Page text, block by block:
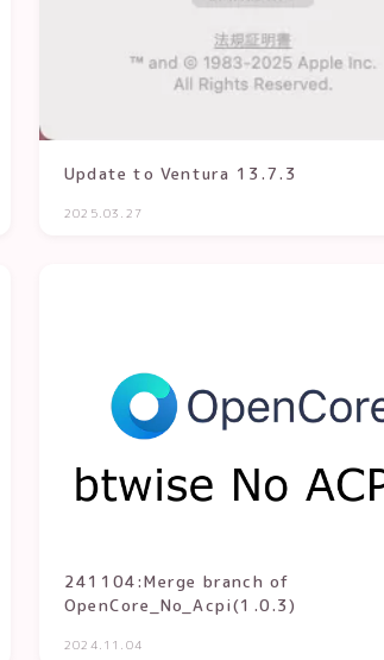
Update to Ventura 13.7.3
2025.03.27
241104:Merge branch of
OpenCore_No_Acpi(1.0.3)
2024.11.04